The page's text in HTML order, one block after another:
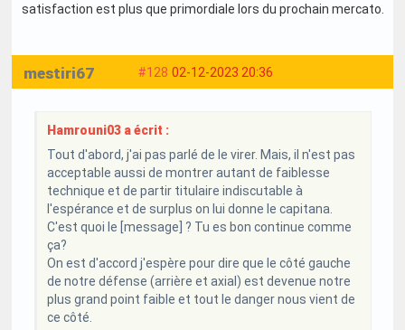
satisfaction est plus que primordiale lors du prochain mercato.
#128 02-12-2023 20:36
mestiri67
Hamrouni03 a écrit :
Tout d'abord, j'ai pas parlé de le virer. Mais, il n'est pas
acceptable aussi de montrer autant de faiblesse
technique et de partir titulaire indiscutable à
l'espérance et de surplus on lui donne le capitana.
C'est quoi le [message] ? Tu es bon continue comme
ça?
On est d'accord j'espère pour dire que le côté gauche
de notre défense (arrière et axial) est devenue notre
plus grand point faible et tout le danger nous vient de
ce côté.